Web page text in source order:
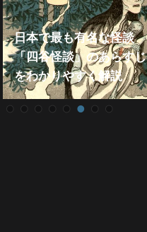
日本で最も有名な怪談
「四谷怪談」のあらすじ
をわかりやすく解説